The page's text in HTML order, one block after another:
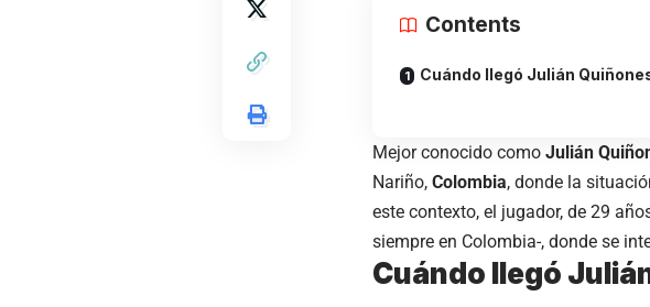
Contents
Cuándo llegó Julián
Mejor conocido como Julián
Nariño, Colombia, donde la
este contexto, el jugador, de 29
siempre en Colombia-, donde se
Cuándo llegó